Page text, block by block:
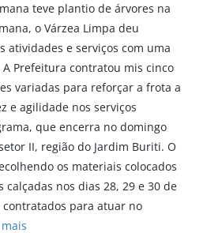
teve plantio de árvores na
o Várzea Limpa deu
atividades e serviços com uma
Prefeitura contratou mis cinco
variadas para reforçar a frota a
e agilidade nos serviços
que encerra no domingo
II, região do Jardim Buriti. O
os materiais colocados
calçadas nos dias 28, 29 e 30 de
contratados para atuar no